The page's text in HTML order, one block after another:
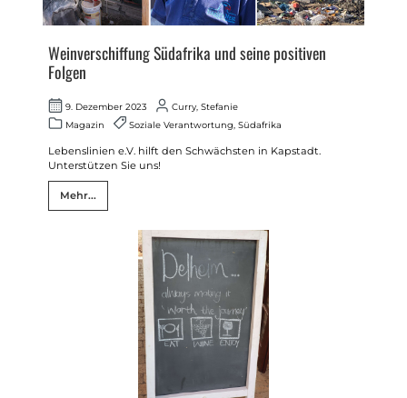
Weinverschiffung Südafrika und seine positiven
Folgen
9. Dezember 2023
Curry, Stefanie
Magazin
Soziale Verantwortung ,Südafrika
Lebenslinien e.V. hilft den Schwächsten in Kapstadt.
Unterstützen Sie uns!
Mehr...